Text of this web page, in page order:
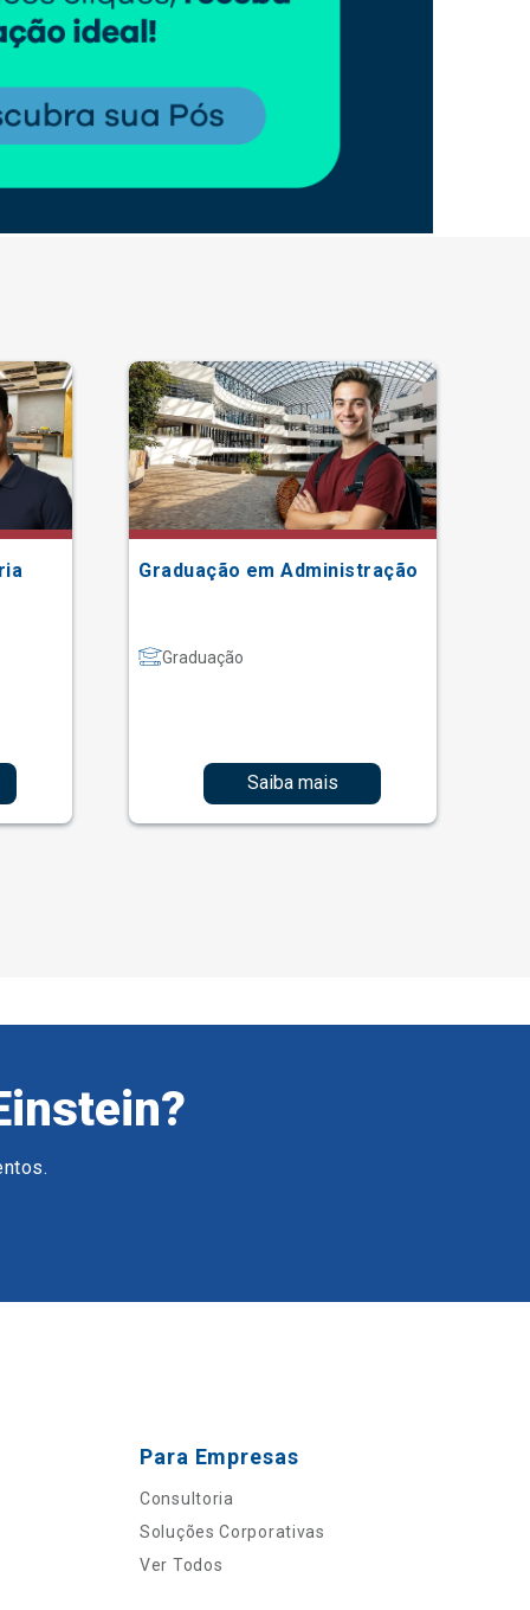
Graduação em Administração
Graduação
Saiba mais
Para Empresas
Consultoria
Soluções Corporativas
Ver Todos